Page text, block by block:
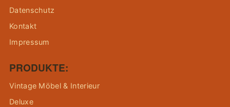
Datenschutz
Kontakt
Impressum
PRODUKTE:
Vintage Möbel & Interieur
Deluxe